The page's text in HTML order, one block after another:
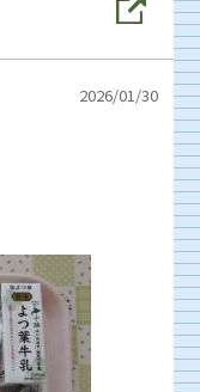
2026/01/30